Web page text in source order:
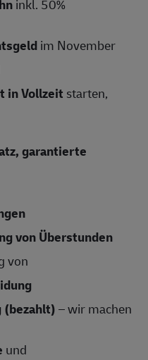
inkl. 50%
im November
in Vollzeit starten,
garantierte
von Überstunden
von
(bezahlt)– wir machen
und